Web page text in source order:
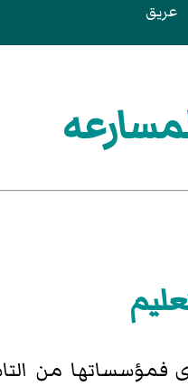
عريق
فمؤسساتها من